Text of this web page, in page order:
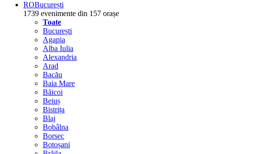
ROBucurești
1739 evenimente din 157 orașe
Toate
București
Agapia
Alba Iulia
Alexandria
Arad
Bacău
Baia Mare
Băicoi
Beiuș
Bistrița
Blaj
Bobâlna
Borsec
Botoșani